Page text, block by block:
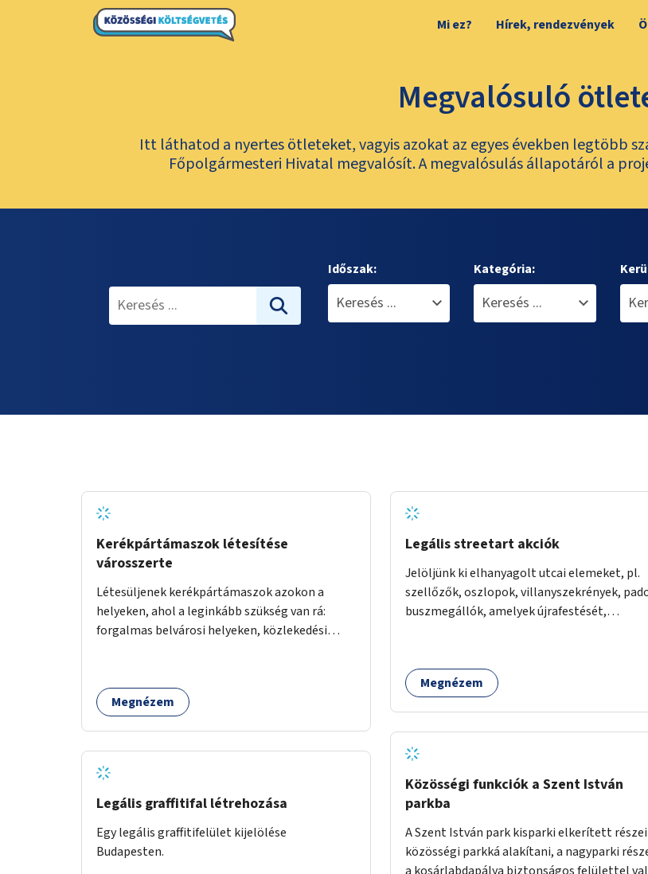
Mi ez? Hírek, rendezvények
Megvalósuló
Itt láthatod a nyertes ötleteket, vagyis azokat az egyes években legtöbb
Főpolgármesteri Hivatal megvalósít. A megvalósulás állapotáról a
Időszak: Kategória:
Kerékpártámaszok létesítése
városszerte
Létesüljenek kerékpártámaszok azokon a
helyeken, ahol a leginkább szükség van rá:
forgalmas belvárosi helyeken, közlekedési
Megnézem
Legális graffitifal létrehozása
Egy legális graffitifelület kijelölése
Budapesten.
Legális streetart akciók
Jelöljünk ki elhanyagolt utcai elemeket, pl.
szellőzők, oszlopok, villanyszekrények,
buszmegállók, amelyek újrafestését,
eszközökkel.
Megnézem
Közösségi funkciók a Szent István
parkba
A Szent István park kisparki elkerített
közösségi parkká alakítani, a nagyparki